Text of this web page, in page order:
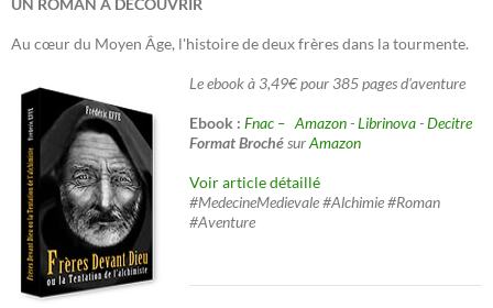
UN ROMAN A DECOUVRIR
Au cœur du Moyen Âge, l'histoire de deux frères dans la tourmente.
Le ebook à 3,49€ pour 385 pages d'aventure
Ebook : Fnac – Amazon-Librinova-Decitre
Format BrochésurAmazon
Voir article détaillé
#MedecineMedievale #Alchimie #Roman
#Aventure